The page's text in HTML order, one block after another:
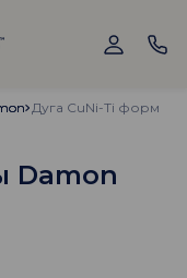
Дуга CuNi-Ti формы
Damon